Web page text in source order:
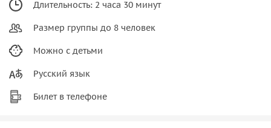
Длительность: 2 часа 30 минут
Размер группы до 8 человек
Можно с детьми
Русский язык
Билет в телефоне